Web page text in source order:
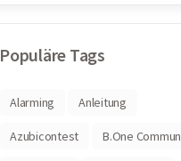
Populäre Tags
Alarming Anleitung
Azubicontest B.One